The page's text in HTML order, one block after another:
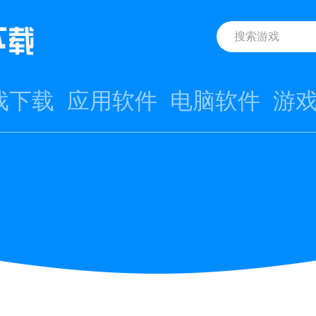
下载 应用软件 电脑软件 游